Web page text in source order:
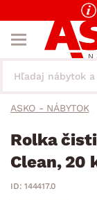
ASKO - NÁBYTOK
Rolka
Clean, 20
ID: 144417.0